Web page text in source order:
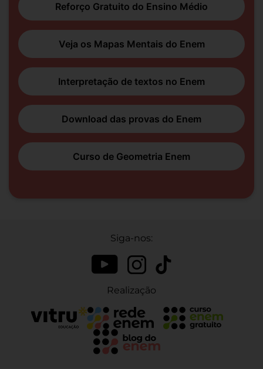
Reforço Gratuito do Ensino Médio
Veja os Mapas Mentais do Enem
Interpretação de textos no Enem
Download das provas do Enem
Curso de Geometria Enem
Siga-nos:
Realização